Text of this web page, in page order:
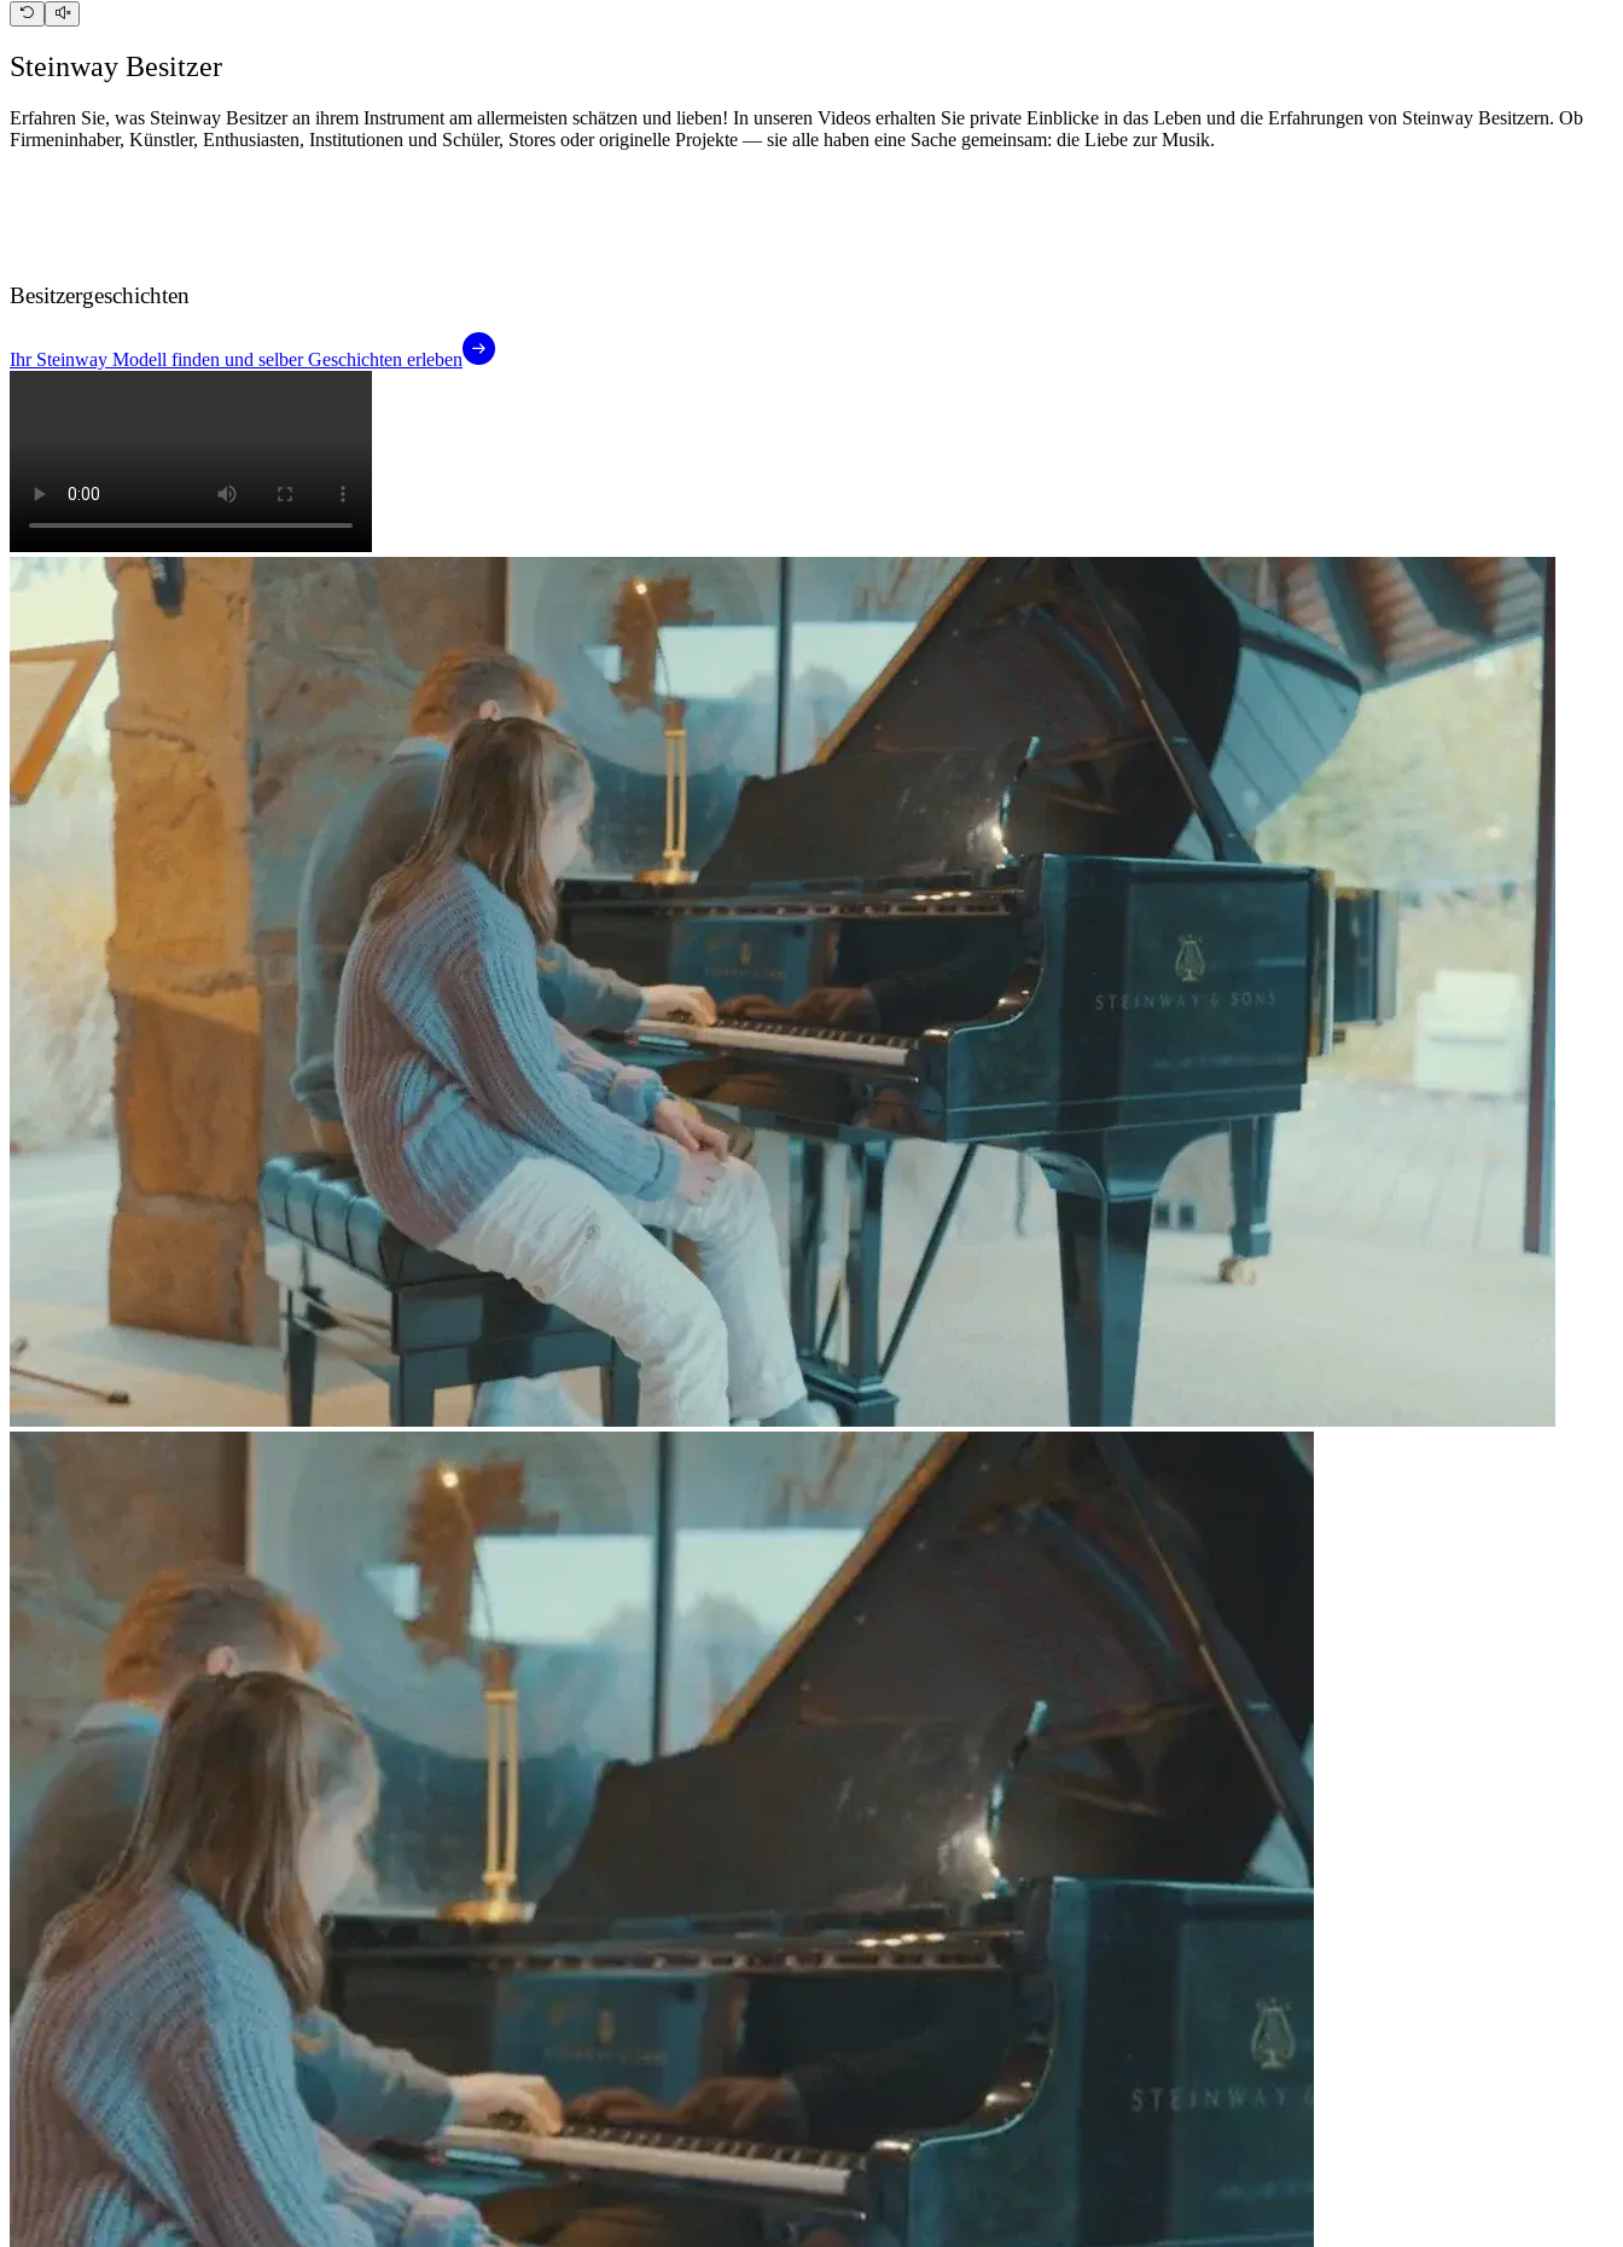
Steinway Besitzer
Erfahren Sie, was Steinway Besitzer an ihrem Instrument am allermeisten schätzen und lieben! In unseren Videos erhalten Sie private Einblicke in das Leben und die Erfahrungen von Steinway Besitzern. Ob
Firmeninhaber, Künstler, Enthusiasten, Institutionen und Schüler, Stores oder originelle Projekte — sie alle haben eine Sache gemeinsam: die Liebe zur Musik.
Besitzergeschichten
Ihr Steinway Modell finden und selber Geschichten erleben